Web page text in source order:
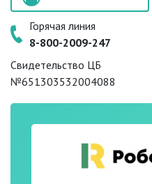
Горячая линия
8-800-2009-247
Свидетельство ЦБ
№651303532004088